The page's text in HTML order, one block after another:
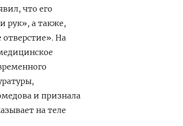
что его
рук», а также,
отверстие». На
и признала
на теле